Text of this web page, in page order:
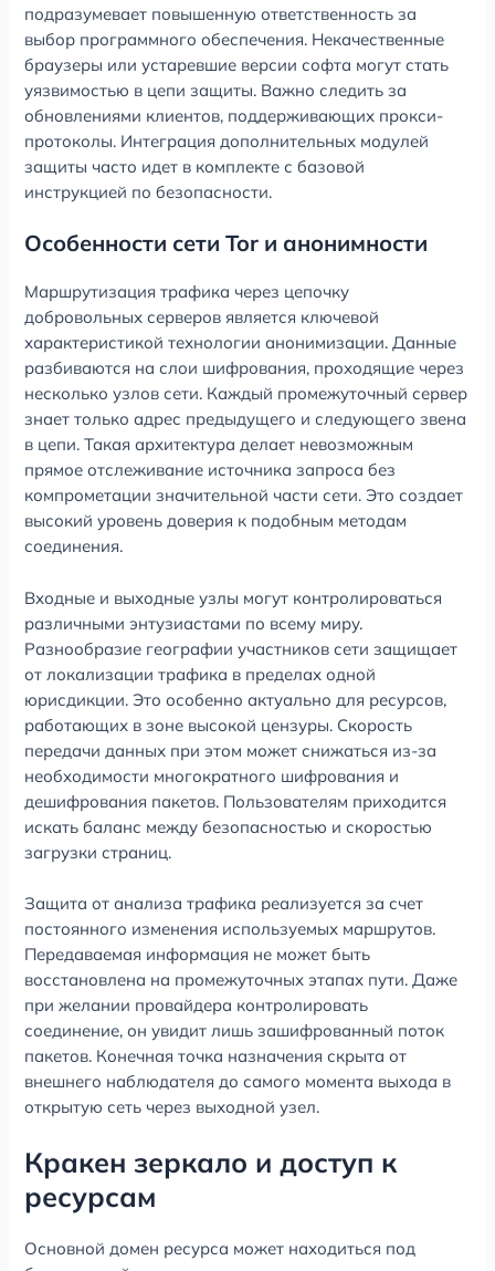
подразумевает повышенную ответственность за
выбор программного обеспечения. Некачественные
браузеры или устаревшие версии софта могут стать
уязвимостью в цепи защиты. Важно следить за
обновлениями клиентов, поддерживающих прокси-
протоколы. Интеграция дополнительных модулей
защиты часто идет в комплекте с базовой
инструкцией по безопасности.
Особенности сети Tor и анонимности
Маршрутизация трафика через цепочку
добровольных серверов является ключевой
характеристикой технологии анонимизации. Данные
разбиваются на слои шифрования, проходящие через
несколько узлов сети. Каждый промежуточный сервер
знает только адрес предыдущего и следующего звена
в цепи. Такая архитектура делает невозможным
прямое отслеживание источника запроса без
компрометации значительной части сети. Это создает
высокий уровень доверия к подобным методам
соединения.
Входные и выходные узлы могут контролироваться
различными энтузиастами по всему миру.
Разнообразие географии участников сети защищает
от локализации трафика в пределах одной
юрисдикции. Это особенно актуально для ресурсов,
работающих в зоне высокой цензуры. Скорость
передачи данных при этом может снижаться из-за
необходимости многократного шифрования и
дешифрования пакетов. Пользователям приходится
искать баланс между безопасностью и скоростью
загрузки страниц.
Защита от анализа трафика реализуется за счет
постоянного изменения используемых маршрутов.
Передаваемая информация не может быть
восстановлена на промежуточных этапах пути. Даже
при желании провайдера контролировать
соединение, он увидит лишь зашифрованный поток
пакетов. Конечная точка назначения скрыта от
внешнего наблюдателя до самого момента выхода в
открытую сеть через выходной узел.
Кракен зеркало и доступ к
ресурсам
Основной домен ресурса может находиться под